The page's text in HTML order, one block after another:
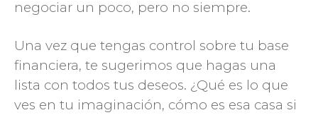
negociar un poco, pero no siempre.
Una vez que tengas control sobre tu base
financiera, te sugerimos que hagas una
lista con todos tus deseos. ¿Qué es lo que
ves en tu imaginación, cómo es esa casa si